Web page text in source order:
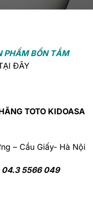
PHẨM BỒN TẮM
ĐÂY
TOTO KIDOASA
– Cầu Giấy- Hà Nội
04.3 5566 049